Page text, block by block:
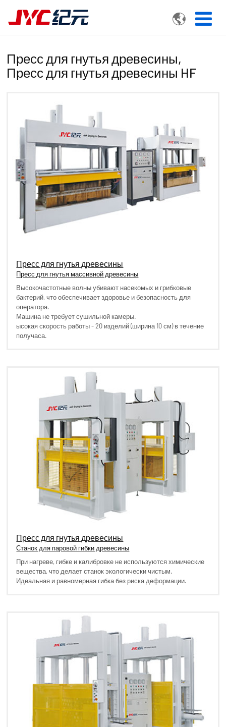

Пресс для гнутья древесины,
Пресс для гнутья древесины HF
Пресс для гнутья древесины
Пресс для гнутья массивной древесины
Высокочастотные волны убивают насекомых и грибковые
бактерий, что обеспечивает здоровье и безопасность для
оператора.
Машина не требует сушильной камеры.
ысокая скорость работы - 20 изделий (ширина 10 см) в течение
получаса.
Пресс для гнутья древесины
Станок для паровой гибки древесины
При нагреве, гибке и калибровке не используются химические
вещества, что делает станок экологически чистым.
Идеальная и равномерная гибка без риска деформации.